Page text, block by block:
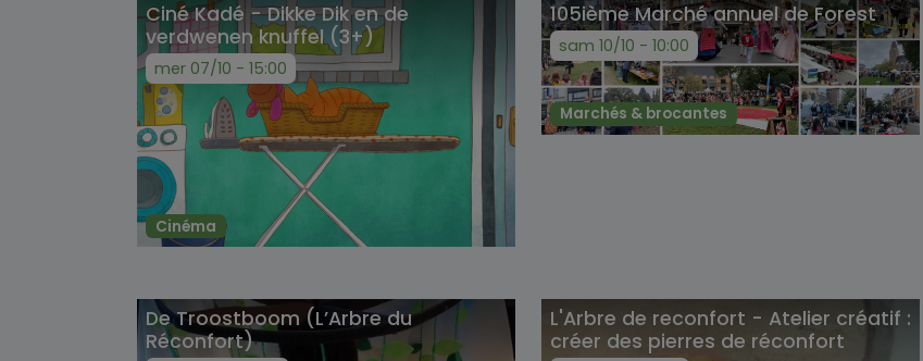
Ciné Kadé - Dikke Dik en de
verdwenen knuffel (3+)
mer 07/10 - 15:00
Cinéma
105ième Marché annuel de Forest
sam 10/10 - 10:00
Marchés & brocantes
De Troostboom (L’Arbre du
Réconfort)
L'Arbre de reconfort - Atelier créatif :
créer des pierres de réconfort